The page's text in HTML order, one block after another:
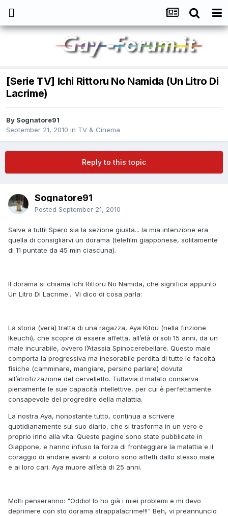
[Serie TV] Ichi Rittoru No Namida (Un Litro Di
Lacrime)
By Sognatore91
September 21, 2010 in TV & Cinema
Reply to this topic
Sognatore91
Posted September 21, 2010
Salve a tutti! Spero sia la sezione giusta... la mia intenzione era
quella di consigliarvi un dorama (telefilm giapponese, solitamente
di 11 puntate da 45 min ciascuna).
Il dorama si chiama Ichi Rittoru No Namida, che significa appunto
Un Litro Di Lacrime... Vi dico di cosa parla:
La storia (vera) tratta di una ragazza, Aya Kitou (nella finzione
Ikeuchi), che scopre di essere affetta, all’età di soli 15 anni, da un
male incurabile, ovvero l’Atassia Spinocerebellare. Questo male
comporta la progressiva ma inesorabile perdita di tutte le facoltà
fisiche (camminare, mangiare, persino parlare) dovuta
all’atrofizzazione del cervelletto. Tuttavia il malato conserva
pienamente le sue capacità intellettive, per cui è perfettamente
consapevole del progredire della malattia.
La nostra Aya, nonostante tutto, continua a scrivere
quotidianamente sul suo diario, che si trasforma in un vero e
proprio inno alla vita. Queste pagine sono state pubblicate in
Giappone, e hanno infuso la forza di fronteggiare la malattia e il
coraggio di andare avanti a coloro sono affetti dallo stesso male
e ai loro cari. Aya muore all’età di 25 anni.
Molti penseranno: "Oddio! Io ho già i miei problemi e mi devo
deprimere con sto dorama strappalacrime!!!" Beh, vi preannuncio